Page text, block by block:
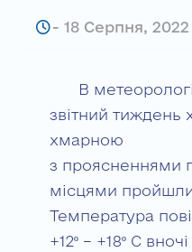
- 18 Серпня, 2022
В
звітний тиждень
хмарною
з проясненнями
місцями пройшли
Температура
+12º – +18º С